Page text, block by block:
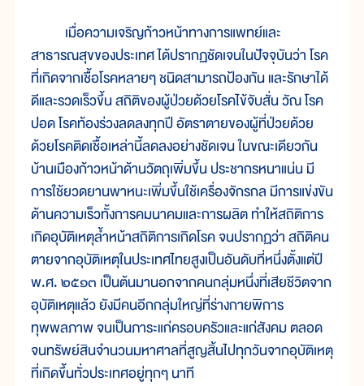
เมื่อความเจริญก้าวหน้าทางการแพทย์และ
สาธารณสุขของประเทศ ได้ปรากฏชัดเจนในปัจจุบันว่า โรค
ที่เกิดจากเชื้อโรคหลายๆ ชนิดสามารถป้องกัน และรักษาได้
ดีและรวดเร็วขึ้น สถิติของผู้ป่วยด้วยโรคไข้จับสั่น วัณ โรค
ปอด โรคท้องร่วงลดลงทุกปี อัตราตายของผู้ที่ป่วยด้วย
ด้วยโรคติดเชื้อเหล่านี้ลดลงอย่างชัดเจน ในขณะเดียวกัน
บ้านเมืองก้าวหน้าด้านวัตถุเพิ่มขึ้น ประชากรหนาแน่น มี
การใช้ยวดยานพาหนะเพิ่มขึ้นใช้เครื่องจักรกล มีการแข่งขัน
ด้านความเร็วทั้งการคมนาคมและการผลิต ทำให้สถิติการ
เกิดอุบัติเหตุล้ำหน้าสถิติการเกิดโรค จนปรากฏว่า สถิติคน
ตายจากอุบัติเหตุในประเทศไทยสูงเป็นอันดับที่หนึ่งตั้งแต่ปี
พ.ศ. ๒๕๑๓ เป็นต้นมานอกจากคนกลุ่มหนึ่งที่เสียชีวิตจาก
อุบัติเหตุแล้ว ยังมีคนอีกกลุ่มใหญ่ที่ร่างกายพิการ
ทุพพลภาพ จนเป็นภาระแก่ครอบครัวและแก่สังคม ตลอด
จนทรัพย์สินจำนวนมหาศาลที่สูญสิ้นไปทุกวันจากอุบัติเหตุ
ที่เกิดขึ้นทั่วประเทศอยู่ทุกๆ นาที